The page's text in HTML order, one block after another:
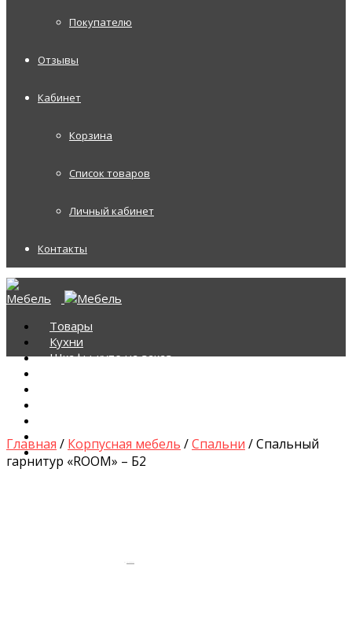
Покупателю
Отзывы
Кабинет
Корзина
Список товаров
Личный кабинет
Контакты
Товары
Кухни
Шкафы-купе на заказ
Кровати и Матрасы
Столы и Стулья
Главная / Корпусная мебель /Спальни / Спальный
гарнитур «ROOM» – Б2